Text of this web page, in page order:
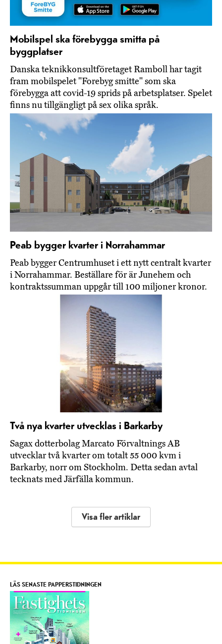
Mobilspel ska förebygga smitta på
byggplatser
Danska teknikkonsultföretaget Ramboll har tagit
fram mobilspelet "Forebyg smitte" som ska
förebygga att covid-19 sprids på arbetsplatser. Spelet
finns nu tillgängligt på sex olika språk.
Peab bygger kvarter i Norrahammar
Peab bygger Centrumhuset i ett nytt centralt kvarter
i Norrahammar. Beställare för är Junehem och
kontraktssumman uppgår till 100 miljoner kronor.
Två nya kvarter utvecklas i Barkarby
Sagax dotterbolag Marcato Förvaltnings AB
utvecklar två kvarter om totalt 55 000 kvm i
Barkarby, norr om Stockholm. Detta sedan avtal
tecknats med Järfälla kommun.
Visa fler artiklar
LÄS SENASTE PAPPERSTIDNINGEN